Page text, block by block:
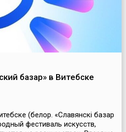
базар» в Витебске
(белор. «Славянскі базар
фестиваль искусств,